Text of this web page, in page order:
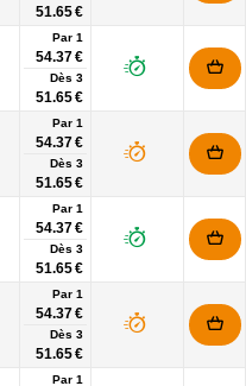
51.65 €
Par 1
54.37 €
Dès 3
51.65 €
Par 1
54.37 €
Dès 3
51.65 €
Par 1
54.37 €
Dès 3
51.65 €
Par 1
54.37 €
Dès 3
51.65 €
Par 1